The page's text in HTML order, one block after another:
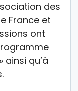
des
France et
ont
ainsi qu’à